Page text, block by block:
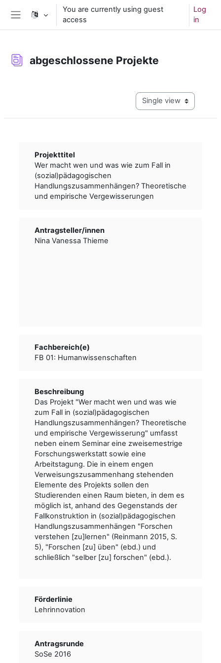
Skip to main content
You are currently using guest
access
Log
in
abgeschlossene Projekte
View mode tertiary
Projekttitel
Wer macht wen und was wie zum Fall in
(sozial)pädagogischen
Handlungszusammenhängen? Theoretische
und empirische Vergewisserungen
Antragsteller/­­innen
Nina Vanessa Thieme
Fachbereich(e)
FB 01: Humanwissenschaften
Beschreibung
Das Projekt "Wer macht wen und was wie
zum Fall in (sozial)pädagogischen
Handlungszusammenhängen? Theoretische
und empirische Vergewisserung" umfasst
neben einem Seminar eine zweisemestrige
Forschungswerkstatt sowie eine
Arbeitstagung. Die in einem engen
Verweisungszusammenhang stehenden
Elemente des Projekts sollen den
Studierenden einen Raum bieten, in dem es
möglich ist, anhand des Gegenstands der
Fallkonstruktion in (sozial)pädagogischen
Handlungszusammenhängen "Forschen
verstehen [zu]lernen" (Reinmann 2015, S.
5), "Forschen [zu] üben" (ebd.) und
schließlich "selber [zu] forschen" (ebd.).
Förderlinie
Lehrinnovation
Antragsrunde
SoSe 2016